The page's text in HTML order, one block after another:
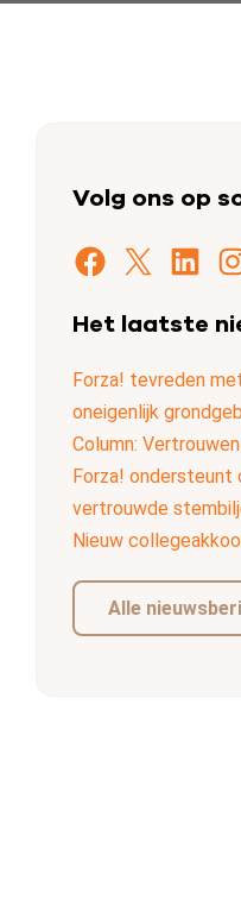
Volg ons op
Facebook X LinkedIn Instagram
Het laatste
Forza! tevreden
oneigenlijk
Column:
Forza! ondersteunt
vertrouwde
Nieuw
Alle